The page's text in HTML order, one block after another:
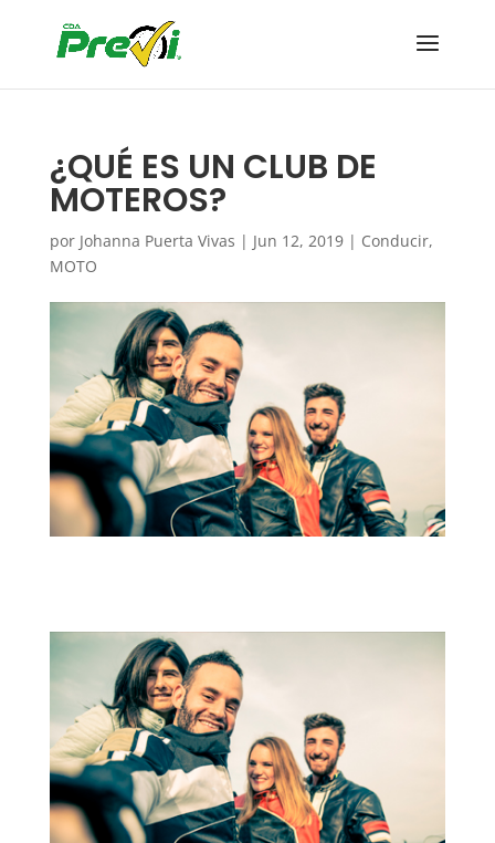
¿QUÉ ES UN CLUB DE
MOTEROS?
por Johanna Puerta Vivas | Jun 12, 2019| Conducir,
MOTO